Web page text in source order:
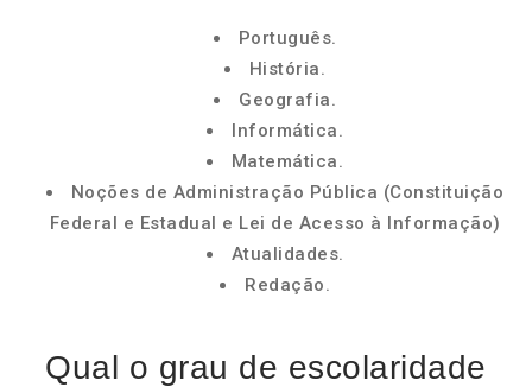
Português.
História.
Geografia.
Informática.
Matemática.
Noções de Administração Pública (Constituição
Federal e Estadual e Lei de Acesso à Informação)
Atualidades.
Redação.
Qual o grau de escolaridade